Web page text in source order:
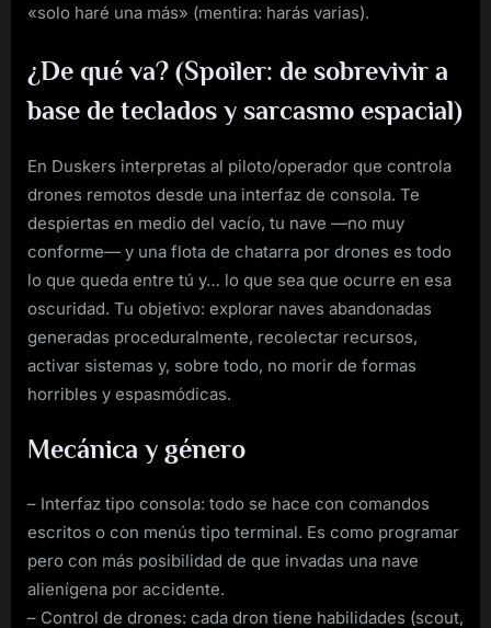
«solo haré una más» (mentira: harás varias).
¿De qué va? (Spoiler: de sobrevivir a
base de teclados y sarcasmo espacial)
En Duskers interpretas al piloto/operador que controla
drones remotos desde una interfaz de consola. Te
despiertas en medio del vacío, tu nave —no muy
conforme— y una flota de chatarra por drones es todo
lo que queda entre tú y… lo que sea que ocurre en esa
oscuridad. Tu objetivo: explorar naves abandonadas
generadas proceduralmente, recolectar recursos,
activar sistemas y, sobre todo, no morir de formas
horribles y espasmódicas.
Mecánica y género
– Interfaz tipo consola: todo se hace con comandos
escritos o con menús tipo terminal. Es como programar
pero con más posibilidad de que invadas una nave
alienígena por accidente.
– Control de drones: cada dron tiene habilidades (scout,